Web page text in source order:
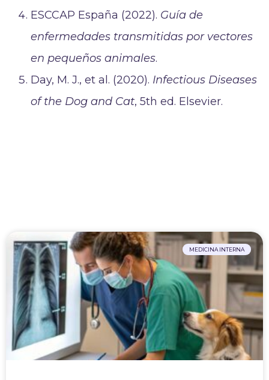
ESCCAP España (2022). Guía de
enfermedades transmitidas por vectores
en pequeños animales.
Day, M. J., et al. (2020). Infectious Diseases
of the Dog and Cat, 5th ed. Elsevier.
MEDICINA INTERNA